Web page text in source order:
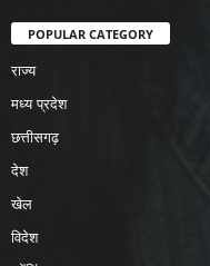
POPULAR CATEGORY
राज्य
मध्य प्रदेश
छत्तीसगढ़
देश
खेल
विदेश